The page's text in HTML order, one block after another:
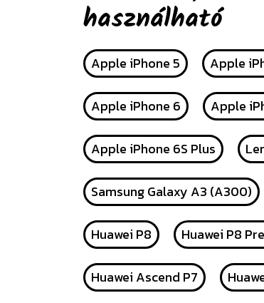
használható
Apple iPhone 5 Apple
Apple iPhone 6 Apple
Apple iPhone 6S Plus
Samsung Galaxy A3 (A300)
Huawei P8 Huawei P8
Huawei Ascend P7